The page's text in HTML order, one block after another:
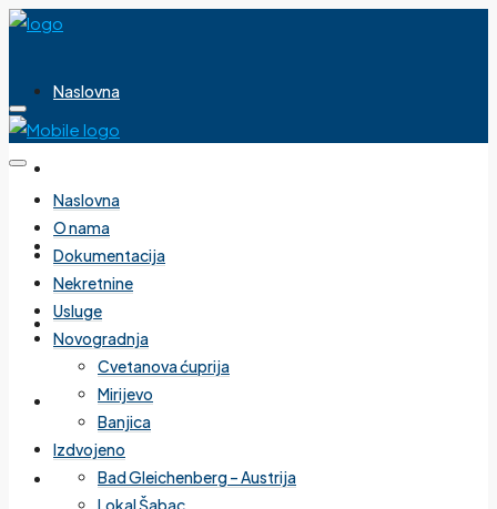
Naslovna
Dokumentacija
Nekretnine
Usluge
Novogradnja
Naslovna
O nama
Dokumentacija
Nekretnine
Usluge
Novogradnja
Cvetanova ćuprija
Mirijevo
Banjica
Izdvojeno
Bad Gleichenberg – Austrija
Lokal Šabac